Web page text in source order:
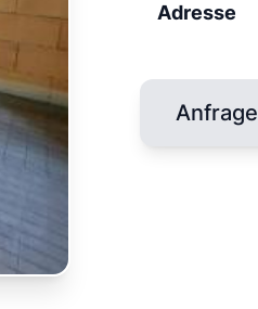
Adresse